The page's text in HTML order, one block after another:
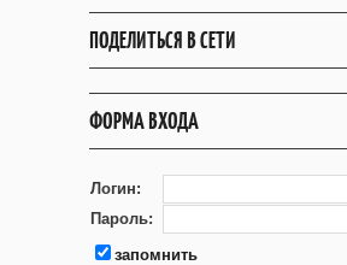
ПОДЕЛИТЬСЯ В СЕТИ
ФОРМА ВХОДА
Логин:
Пароль:
запомнить